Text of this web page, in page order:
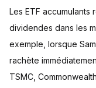
Les ETF accumulants
dividendes dans les
exemple, lorsque
rachète
TSMC,